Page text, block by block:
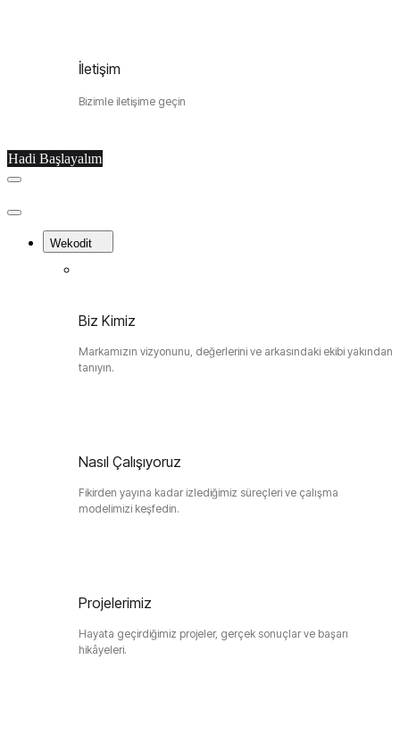
İletişim
Bizimle iletişime geçin
Hadi Başlayalım
Menu
Close
Wekodit
Biz Kimiz
Markamızın vizyonunu, değerlerini ve arkasındaki ekibi yakından
tanıyın.
Nasıl Çalışıyoruz
Fikirden yayına kadar izlediğimiz süreçleri ve çalışma
modelimizi keşfedin.
Projelerimiz
Hayata geçirdiğimiz projeler, gerçek sonuçlar ve başarı
hikâyeleri.